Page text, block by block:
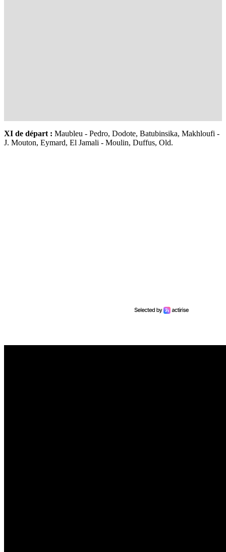
XI de départ : Maubleu - Pedro, Dodote, Batubinsika, Makhloufi -
J. Mouton, Eymard, El Jamali - Moulin, Duffus, Old.